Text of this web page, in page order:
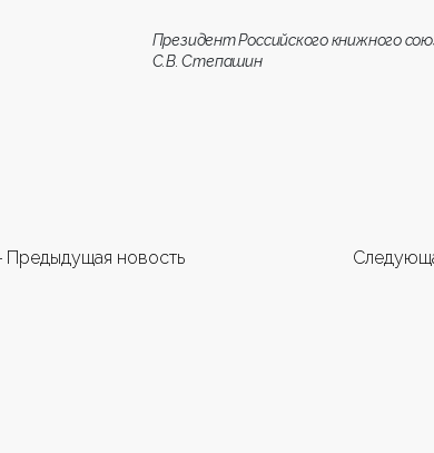
Президент Российского книжного
С.В. Степашин
Предыдущая новость